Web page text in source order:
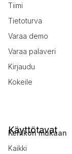
Tiimi
Tietoturva
Varaa demo
Varaa palaveri
Kirjaudu
Kokeile
Käyttötavat
Kehikon mukaan
Kaikki